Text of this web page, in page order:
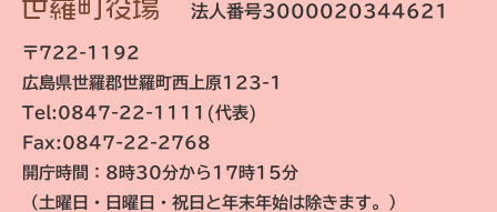
法人番号3000020344621
〒722-1192
広島県世羅郡世羅町西上原123-1
Tel:0847-22-1111(代表)
Fax:0847-22-2768
開庁時間：8時30分から17時15分
（土曜日・日曜日・祝日と年末年始は除きます。）